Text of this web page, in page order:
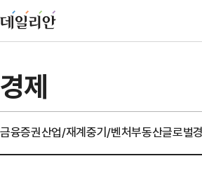
경제
금융증권산업/재계중기/벤처부동산글로벌